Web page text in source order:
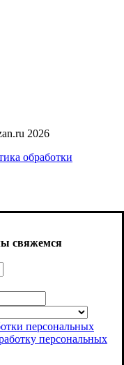
2026
обработки
свяжемся
персональных
персональных
kazan.ru , вы
cookie. Как запретить
можно найти в